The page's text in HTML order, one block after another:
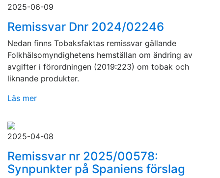
2025-06-09
Remissvar Dnr 2024/02246
Nedan finns Tobaksfaktas remissvar gällande
Folkhälsomyndighetens hemställan om ändring av
avgifter i förordningen (2019:223) om tobak och
liknande produkter.
Läs mer
2025-04-08
Remissvar nr 2025/00578:
Synpunkter på Spaniens förslag